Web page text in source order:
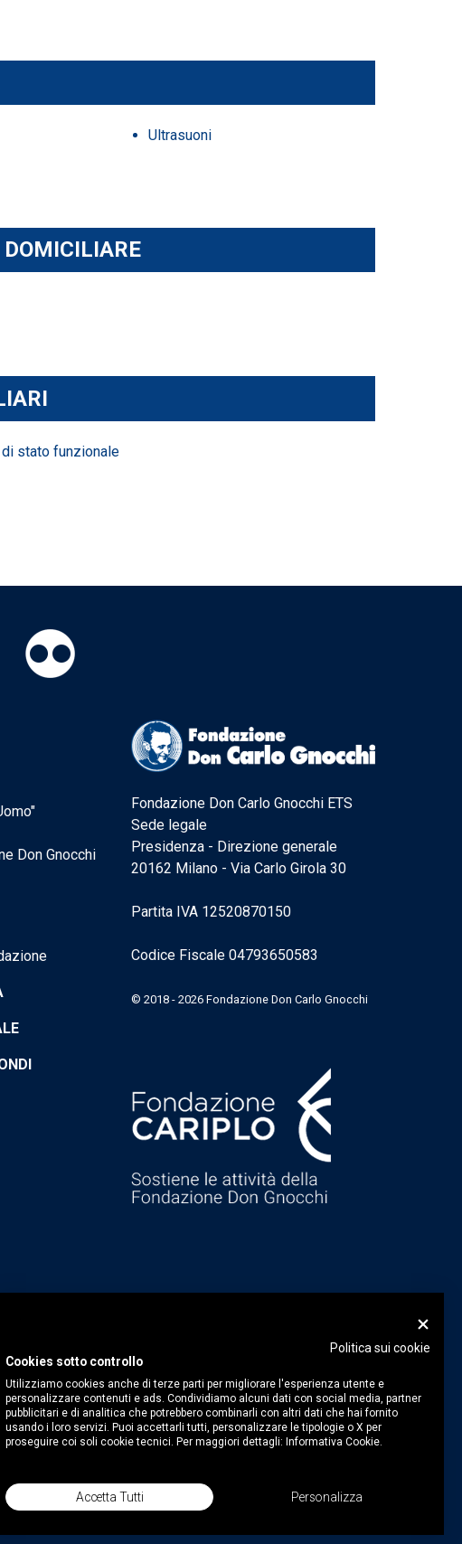
Ultrasuoni
stato funzionale
Don Gnocchi
Fondazione Don Carlo Gnocchi ETS
Sede legale
Presidenza - Direzione generale
20162 Milano - Via Carlo Girola 30
Partita IVA 12520870150
Codice Fiscale 04793650583
© 2018 - 2026 Fondazione Don Carlo Gnocchi
Politica sui cookie
Cookies sotto controllo
Utilizziamo cookies anche di terze parti per migliorare l'esperienza utente e
personalizzare contenuti e ads. Condividiamo alcuni dati con social media, partner
pubblicitari e di analitica che potrebbero combinarli con altri dati che hai fornito
usando i loro servizi. Puoi accettarli tutti, personalizzare le tipologie o X per
proseguire coi soli cookie tecnici. Per maggiori dettagli: Informativa Cookie.
Accetta Tutti Personalizza